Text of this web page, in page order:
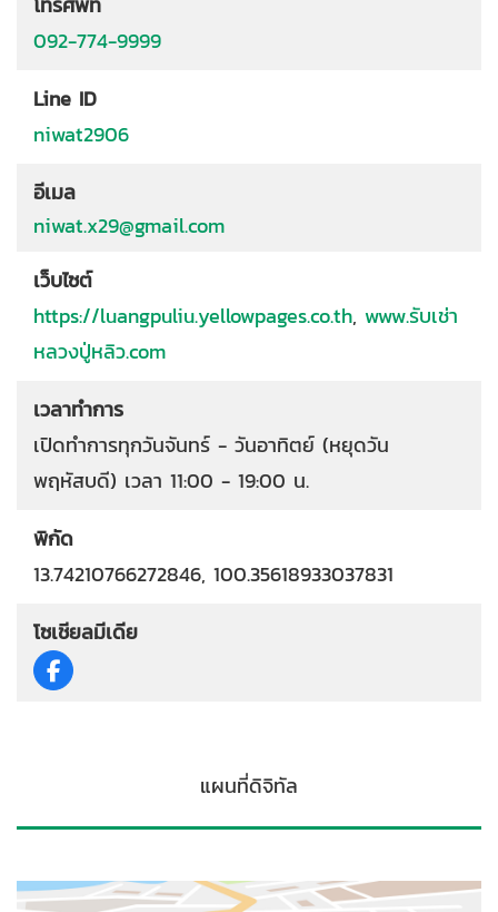
092-774-9999
Line ID
niwat2906
อีเมล
niwat.x29@gmail.com
เว็บไซต์
https://luangpuliu.yellowpages.co.th, www.รับเช่า
หลวงปู่หลิว.com
เวลาทำการ
เปิดทำการทุกวันจันทร์ - วันอาทิตย์ (หยุดวัน
พฤหัสบดี) เวลา 11:00 - 19:00 น.
พิกัด
13.74210766272846, 100.35618933037831
โซเชียลมีเดีย
แผนที่ดิจิทัล